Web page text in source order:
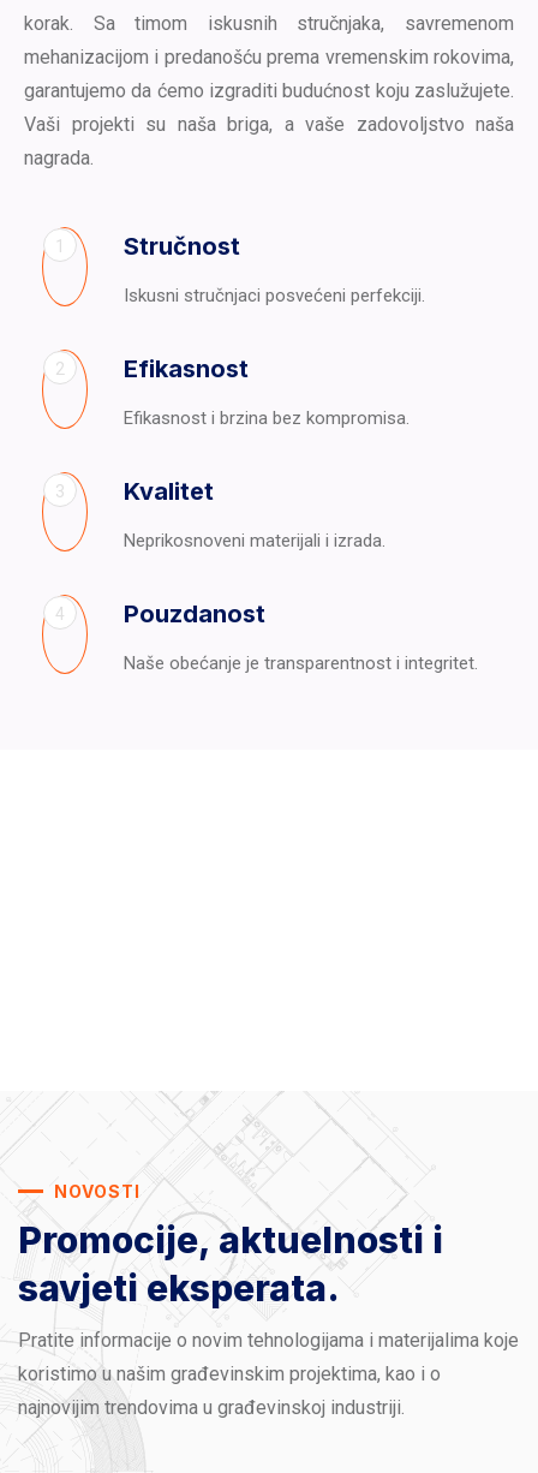
korak. Sa timom iskusnih stručnjaka, savremenom
mehanizacijom i predanošću prema vremenskim rokovima,
garantujemo da ćemo izgraditi budućnost koju zaslužujete.
Vaši projekti su naša briga, a vaše zadovoljstvo naša
nagrada.
1 Stručnost
Iskusni stručnjaci posvećeni perfekciji.
2 Efikasnost
Efikasnost i brzina bez kompromisa.
3 Kvalitet
Neprikosnoveni materijali i izrada.
4 Pouzdanost
Naše obećanje je transparentnost i integritet.
NOVOSTI
Promocije, aktuelnosti i
savjeti eksperata.
Pratite informacije o novim tehnologijama i materijalima koje
koristimo u našim građevinskim projektima, kao i o
najnovijim trendovima u građevinskoj industriji.